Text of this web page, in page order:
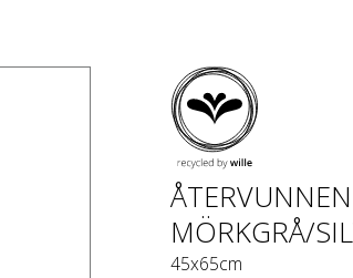
MÖRKGRÅ/
45x65cm